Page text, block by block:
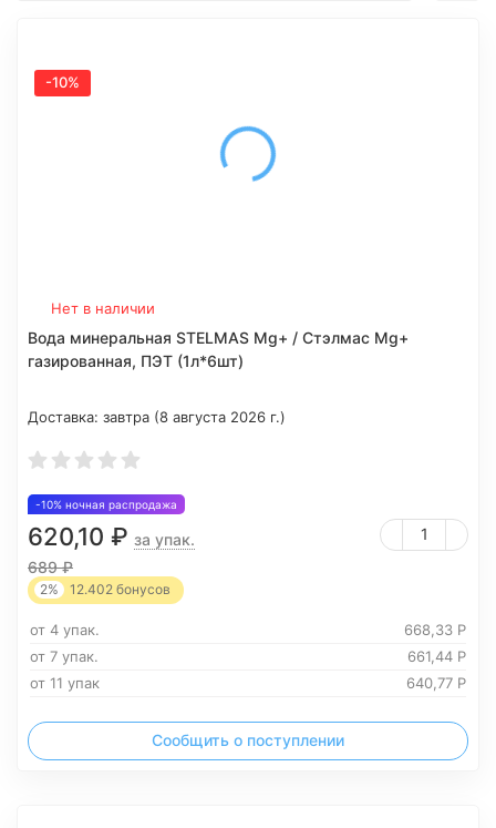
-10%
Нет в наличии
Вода минеральная STELMAS Mg+ / Стэлмас Mg+
газированная, ПЭТ (1л*6шт)
Доставка: завтра (8 августа 2026 г.)
-10% ночная распродажа
620,10 ₽ за упак.
689₽
2% 12.402 бонусов
от 4 упак. 668,33 Р
от 7 упак.
661,44 Р
от 11 упак
640,77 Р
Сообщить о поступлении